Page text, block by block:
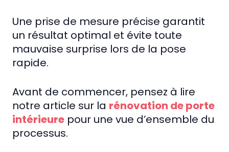
Une prise de mesure précise garantit
un résultat optimal et évite toute
mauvaise surprise lors de la pose
rapide.
Avant de commencer, pensez à lire
notre article sur la rénovation de porte
intérieure pour une vue d’ensemble du
processus.